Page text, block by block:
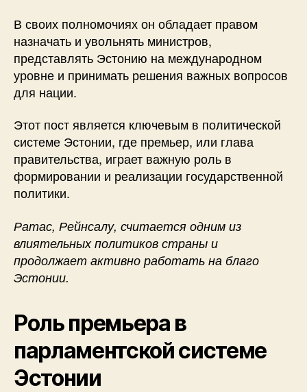
В своих полномочиях он обладает правом
назначать и увольнять министров,
представлять Эстонию на международном
уровне и принимать решения важных вопросов
для нации.
Этот пост является ключевым в политической
системе Эстонии, где премьер, или глава
правительства, играет важную роль в
формировании и реализации государственной
политики.
Ратас, Рейнсалу, считается одним из
влиятельных политиков страны и
продолжает активно работать на благо
Эстонии.
Роль премьера в
парламентской системе
Эстонии